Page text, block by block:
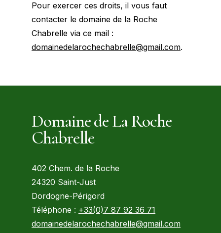
Pour exercer ces droits, il vous faut
contacter le domaine de la Roche
Chabrelle via ce mail :
domainedelarochechabrelle@gmail.com.
Domaine de La Roche
Chabrelle
402 Chem. de la Roche
24320 Saint-Just
Dordogne-Périgord
Téléphone : +33(0)7 87 92 36 71
domainedelarochechabrelle@gmail.com